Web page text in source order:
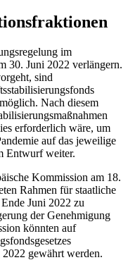
im
30. Juni 2022 verlängern.
sind
Nach diesem
erforderlich wäre, um
auf das jeweilige
Entwurf weiter.
Kommission am 18.
Rahmen für staatliche
Juni 2022 zu
der Genehmigung
könnten auf
gewährt werden.